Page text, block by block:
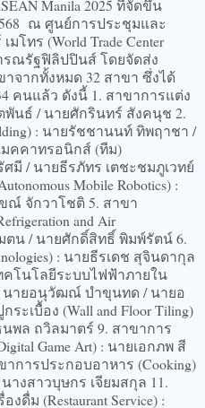
Manila 2025 ที่จัดขึ้น
ณ ศูนย์การประชุมและ
โทร (World Trade Center
รณรัฐฟิลิปปินส์ โดยจัดส่ง
จากทั้งหมด 32 สาขา ซึ่งได้
คนแล้ว ดังนี้ 1. สาขาการแต่ง
พันธ์ / นายศักรินทร์ สังคนุช 2.
: นายรัชชานนท์ ทิพฤาชา /
คคาทรอนิกส์ (ทีม)
ศมี / นายธีรภัทร เตชะชมภูเวทย์
Mobile Robotics) :
ณ์ จักวาโชติ 5. สาขา
and Air
ตน / นายศักดิ์สิทธิ์ พิมพ์รัตน์ 6.
: นายธีรเดช สุจินดากุล
โนโลยีระบบไฟฟ้าภายใน
: นายอนุวัฒณ์ บำขุนทด / นายอ
ะเบื้อง (Wall and Floor Tiling)
พล ถวิลมาตร์ 9. สาขาการ
Game Art) : นายเอกภพ สี
การประกอบอาหาร (Cooking)
งสาวบุษกร เจียมสกุล 11.
ดื่ม (Restaurant Service) :